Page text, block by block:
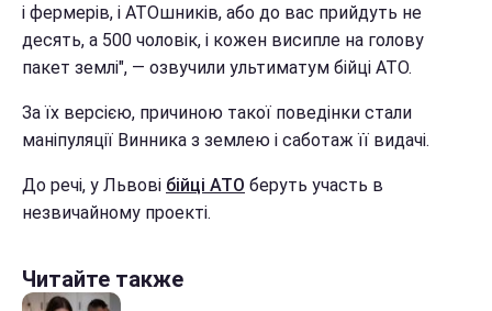
і фермерів, і АТОшників, або до вас прийдуть не
десять, а 500 чоловік, і кожен висипле на голову
пакет землі", — озвучили ультиматум бійці АТО.
За їх версією, причиною такої поведінки стали
маніпуляції Винника з землею і саботаж її видачі.
До речі, у Львові бійці АТО беруть участь в
незвичайному проекті.
Читайте также